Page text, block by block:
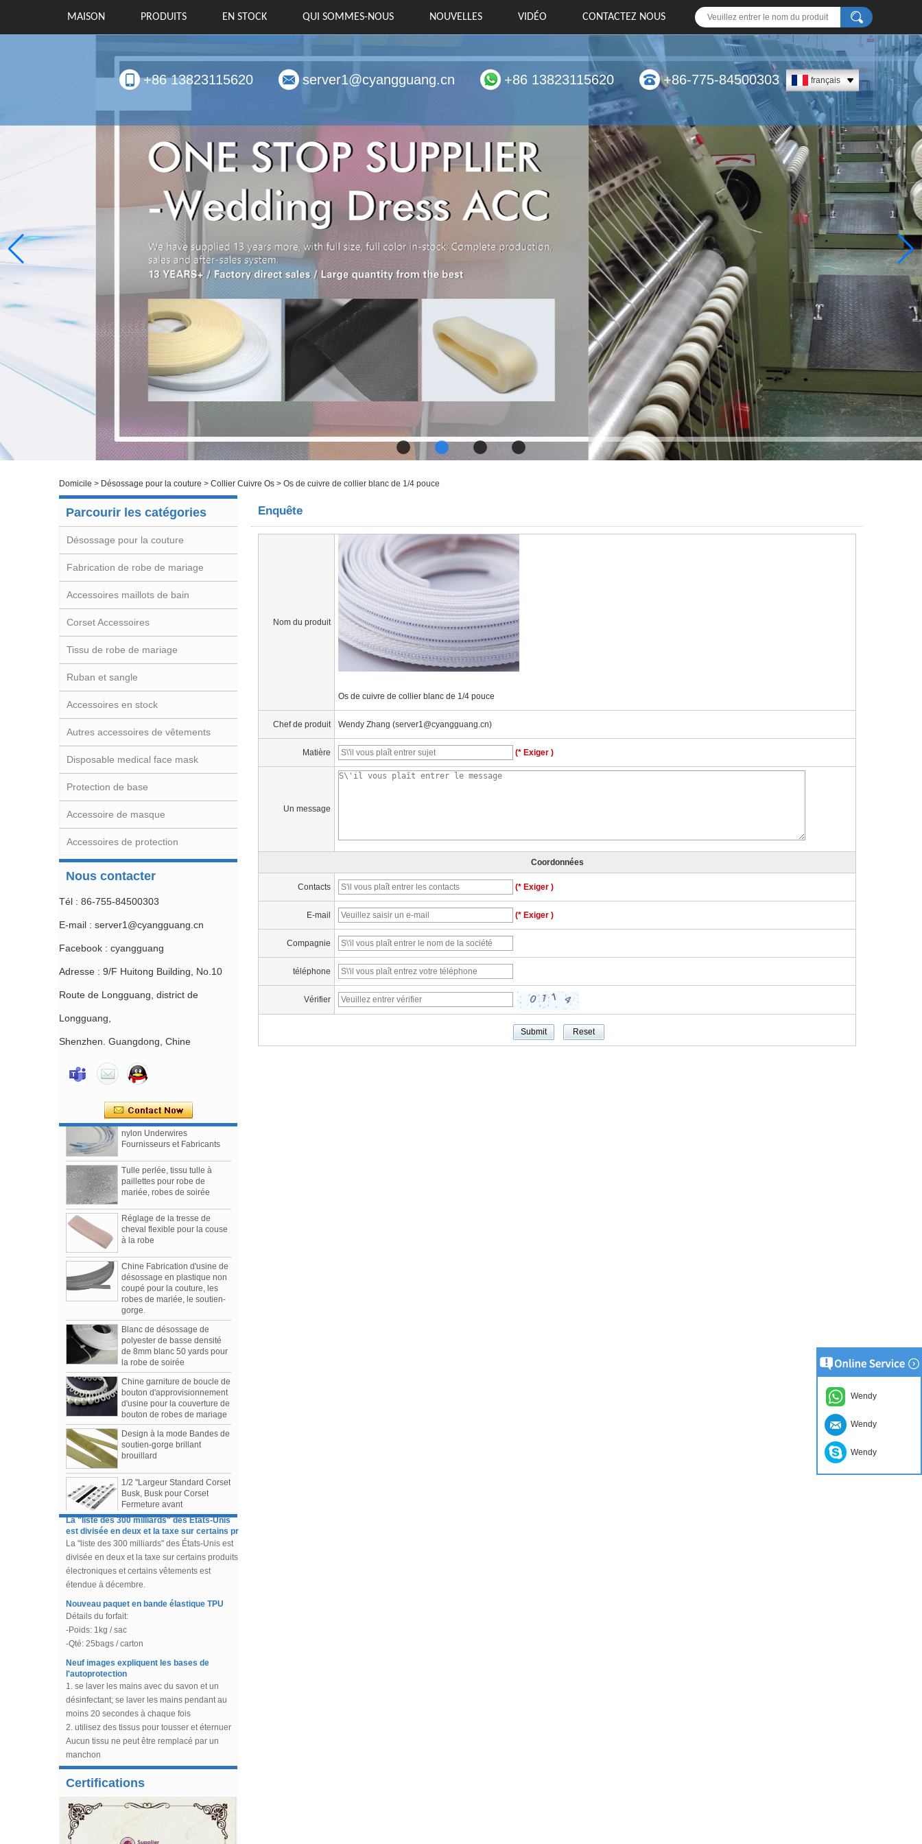
MAISON PRODUITS EN STOCK QUI SOMMES-NOUS NOUVELLES VIDÉO CONTACTEZ NOUS
+86 13823115620 server1@cyangguang.cn +86 13823115620 +86-775-84500303 français
Domicile > Désossage pour la couture > Collier Cuivre Os > Os de cuivre de collier blanc de 1/4 pouce
Parcourir les catégories
Désossage pour la couture
Fabrication de robe de mariage
Accessoires maillots de bain
Corset Accessoires
Tissu de robe de mariage
Ruban et sangle
Accessoires en stock
Autres accessoires de vêtements
Disposable medical face mask
Protection de base
Accessoire de masque
Accessoires de protection
Nous contacter
Tél : 86-755-84500303
E-mail : server1@cyangguang.cn
Facebook : cyangguang
Adresse : 9/F Huitong Building, No.10
Route de Longguang, district de
Longguang,
Shenzhen. Guangdong, Chine
Glissière de soutien-gorge
Chine Soutien-gorge d'usine
faisant la fourniture
d'accessoires
Soutien-gorge enduit de
nylon Underwires
Fournisseurs et Fabricants
paillettes pour robe de
mariée, robes de soirée
cheval flexible pour la couse
à la robe
désossage en plastique non
coupé pour la couture, les
robes de mariée, le soutien-
gorge.
Blanc de désossage de
polyester de basse densité
de 8mm blanc 50 yards pour
la robe de soirée
Chine garniture de boucle de
bouton d'approvisionnement
d'usine pour la couverture de
bouton de robes de mariage
Design à la mode Bandes de
soutien-gorge brillant
brouillard
Busk, Busk pour Corset
Fermeture avant
Soutien-gorge et maillot de
bain Accessoires Étui en
coton
Glissière de soutien-gorge
sans nickel enduit de nylon
Chine Soutien-gorge d'usine
d'accessoires
nylon Underwires
Fournisseurs et Fabricants
Tulle perlée, tissu tulle à
paillettes pour robe de
Réglage de la tresse de
cheval flexible pour la couse
à la robe
Chine Fabrication d'usine de
désossage en plastique non
coupé pour la couture, les
robes de mariée, le soutien-
gorge.
polyester de basse densité
Défilés Femme Automne / Hiver 2019
Les 3 émissions les plus parlées de la saison
1.Tomo Koizumi
2.Bottega Veneta
3.Prada
La "liste des 300 milliards" des États-Unis
est divisée en deux et la taxe sur certains pr
La "liste des 300 milliards" des États-Unis est
divisée en deux et la taxe sur certains produits
électroniques et certains vêtements est
étendue à décembre.
Nouveau paquet en bande élastique TPU
Détails du forfait:
-Poids: 1kg / sac
-Qté: 25bags / carton
Neuf images expliquent les bases de
1. se laver les mains avec du savon et un
désinfectant; se laver les mains pendant au
moins 20 secondes à chaque fois
2. utilisez des tissus pour tousser et éternuer
Aucun tissu ne peut être remplacé par un
manchon
4.Évitez de toucher vos yeux, votre nez et votre
bouche sans vous laver les mains
5.Évitez tout contact étroit avec des personnes
6.Si vous ressentez de la fièvre et de la fatigue,
de la toux, de la dyspnée, des douleurs
musculaires, ces symptômes nécessitent une
Os en acier spiralé de nouvelle conception
avec poignée en caoutchouc pour
genouillère
forme d'os en acier spiralé, à utiliser pour le
maintien du genou. Et cette conception rend le
désossage amovible.
Certifications
Enquête
Nom du produit
Os de cuivre de collier blanc de 1/4 pouce
Chef de produit Wendy Zhang (server1@cyangguang.cn)
Matière (* Exiger )
Un message
Coordonnées
Contacts (* Exiger )
E-mail (* Exiger )
Compagnie
téléphone
Vérifier
Wendy
Wendy
Wendy